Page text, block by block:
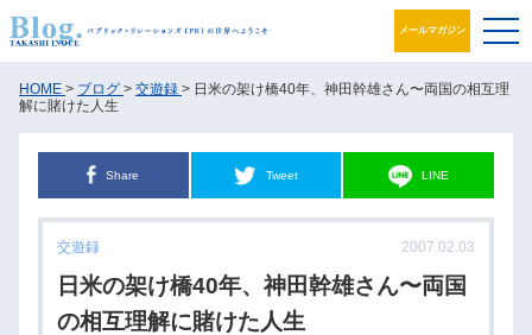
メールマガジン
ブログ
パブリック・リレーションズとは
アカデミック活動
井之上PRグループ
HOME > ブログ > 交遊録 > 日米の架け橋40年、神田幹雄さん〜両国の相互理
解に賭けた人生
Share Tweet LINE
交遊録 2007.02.03
日米の架け橋40年、神田幹雄さん〜両国
の相互理解に賭けた人生